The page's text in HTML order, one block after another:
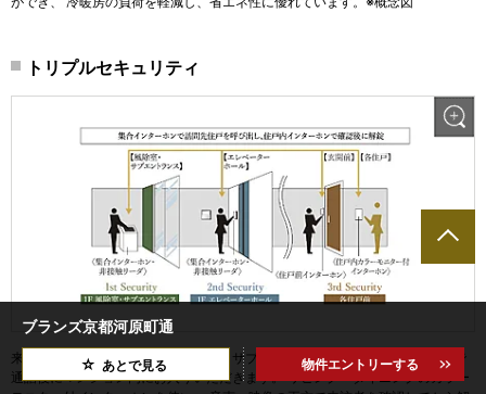
トリプルセキュリティ
来訪の方は各住戸の居住者と風除室・サブエントランスの集合インターホンで
通話後にマンション内にお入りいただきます。 リビング・ダイニングのカラー
ブランズ京都河原町通
あとで見る 物件エントリーする